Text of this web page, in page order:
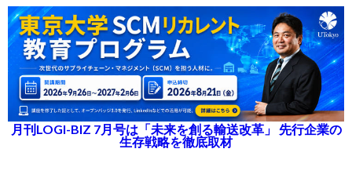
月刊LOGI-BIZ 7月号は「未来を創る輸送改革」 先行企業の
生存戦略を徹底取材